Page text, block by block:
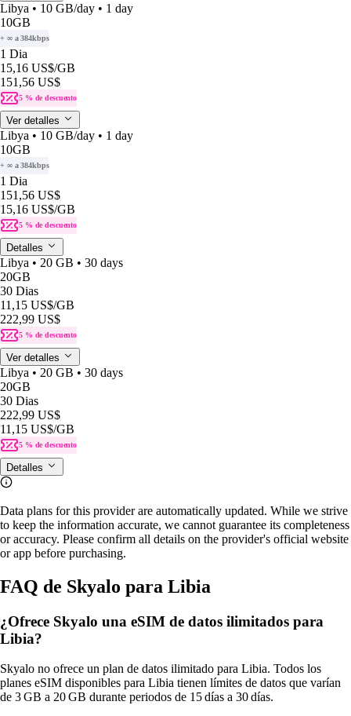
Libya • 10 GB/day • 1 day
10GB
+ ∞ a 384kbps
1 Dia
15,16 US$/GB
151,56 US$
5 % de descuento
Ver detalles
Libya • 10 GB/day • 1 day
10GB
+ ∞ a 384kbps
1 Dia
151,56 US$
15,16 US$/GB
5 % de descuento
Detalles
Libya • 20 GB • 30 days
20GB
30 Dias
11,15 US$/GB
222,99 US$
5 % de descuento
Ver detalles
Libya • 20 GB • 30 days
20GB
30 Dias
222,99 US$
11,15 US$/GB
5 % de descuento
Detalles
Data plans for this provider are automatically updated. While we strive
to keep the information accurate, we cannot guarantee its completeness
or accuracy. Please confirm all details on the provider's official website
or app before purchasing.
FAQ de Skyalo para Libia
¿Ofrece Skyalo una eSIM de datos ilimitados para
Libia?
Skyalo no ofrece un plan de datos ilimitado para Libia. Todos los
planes eSIM disponibles para Libia tienen límites de datos que varían
de 3 GB a 20 GB durante periodos de 15 días a 30 días.